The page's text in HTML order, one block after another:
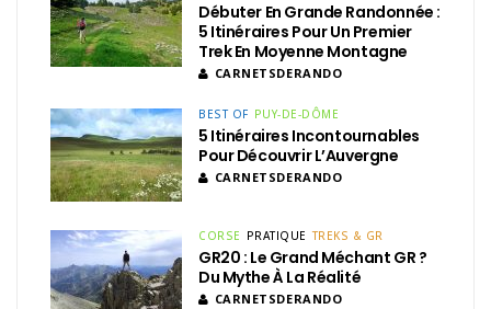
Débuter En Grande Randonnée :
5 Itinéraires Pour Un Premier
Trek En Moyenne Montagne
CARNETSDERANDO
BEST OF PUY-DE-DÔME
5 Itinéraires Incontournables
Pour Découvrir L’Auvergne
CARNETSDERANDO
CORSE PRATIQUE TREKS & GR
GR20 : Le Grand Méchant GR ?
Du Mythe À La Réalité
CARNETSDERANDO